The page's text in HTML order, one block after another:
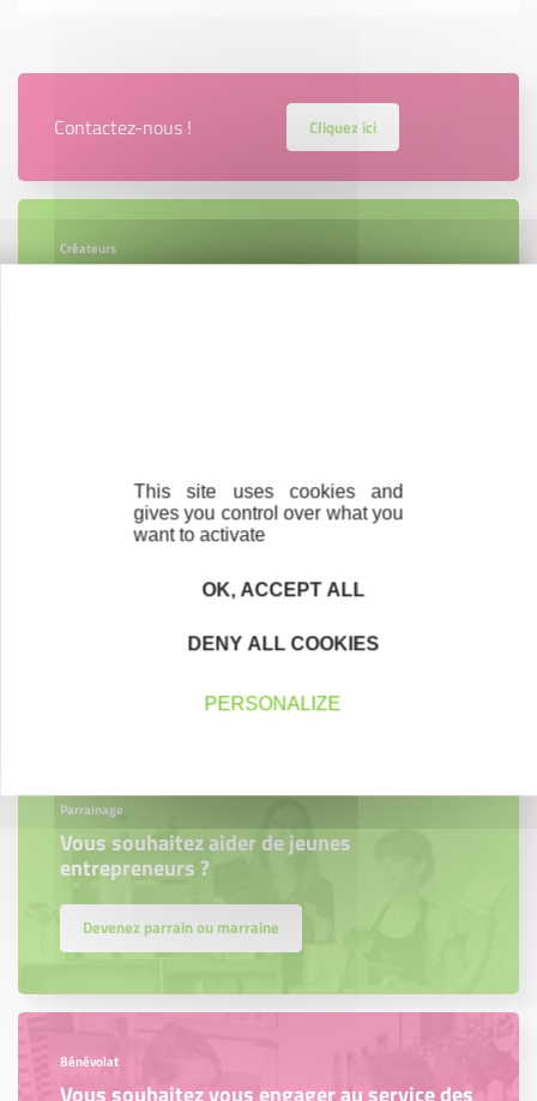
Contactez-nous ! Cliquez ici
Créateurs
Nous les avons accompagnés dans leur
Parrainage
Vous souhaitez aider de jeunes
entrepreneurs ?
Devenez parrain ou marraine
Bénévolat
Vous souhaitez vous engager au service des
This site uses cookies and
gives you control over what you
want to activate
OK, ACCEPT ALL
DENY ALL COOKIES
PERSONALIZE